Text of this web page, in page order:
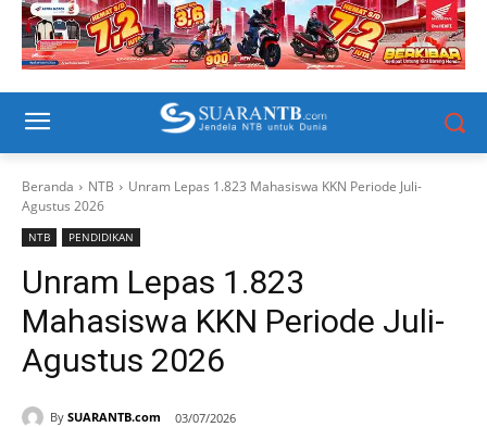
Beranda NTB
Unram Lepas 1.823 Mahasiswa KKN Periode Juli-
Agustus 2026
NTB PENDIDIKAN
Unram Lepas 1.823
Mahasiswa KKN Periode Juli-
Agustus 2026
By SUARANTB.com 03/07/2026